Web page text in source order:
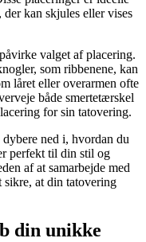
kan skjules eller vises
valget af placering.
som ribbenene, kan
låret eller overarmen ofte
både smertetærskel
for sin tatovering.
ned i, hvordan du
perfekt til din stil og
af at samarbejde med
sikre, at din tatovering
din unikke